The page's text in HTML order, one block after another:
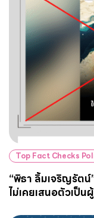
Top Fact Checks
“พิธา ลิ้มเจริญรัตน์
ไม่เคยเสนอตัวเป็น